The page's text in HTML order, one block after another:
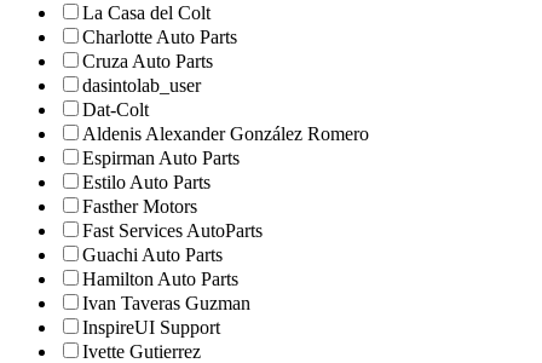
La Casa del Colt
Charlotte Auto Parts
Cruza Auto Parts
dasintolab_user
Dat-Colt
Aldenis Alexander González Romero
Espirman Auto Parts
Estilo Auto Parts
Fasther Motors
Fast Services AutoParts
Guachi Auto Parts
Hamilton Auto Parts
Ivan Taveras Guzman
InspireUI Support
Ivette Gutierrez